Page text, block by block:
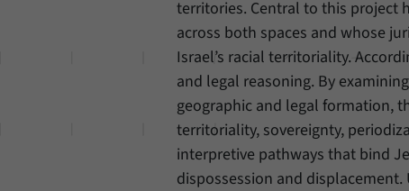
territories. Central to this project
across both spaces and whose
Israel’s racial territoriality.
and legal reasoning. By
geographic and legal formation,
territoriality, sovereignty,
interpretive pathways that bind
dispossession and